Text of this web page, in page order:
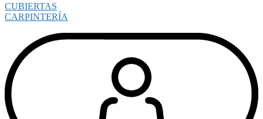
CUBIERTAS
CARPINTERÍA